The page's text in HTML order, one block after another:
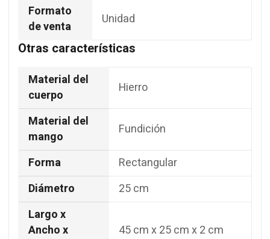
Formato
de venta
Unidad
Otras características
Material del
cuerpo
Hierro
Material del
mango
Fundición
Forma
Rectangular
Diámetro
25 cm
Largo x
Ancho x
45 cm x 25 cm x 2 cm